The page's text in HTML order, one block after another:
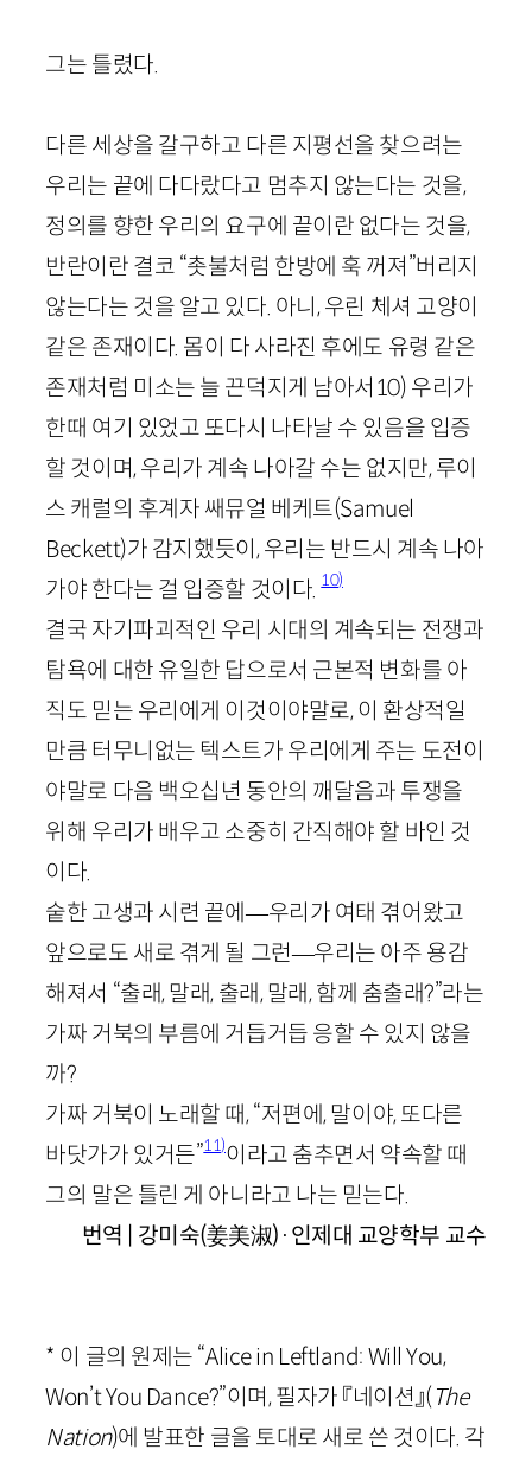
그는 틀렸다.
다른 세상을 갈구하고 다른 지평선을 찾으려는
우리는 끝에 다다랐다고 멈추지 않는다는 것을,
정의를 향한 우리의 요구에 끝이란 없다는 것을,
반란이란 결코 “촛불처럼 한방에 훅 꺼져”버리지
않는다는 것을 알고 있다. 아니, 우린 체셔 고양이
같은 존재이다. 몸이 다 사라진 후에도 유령 같은
존재처럼 미소는 늘 끈덕지게 남아서 10) 우리가
한때 여기 있었고 또다시 나타날 수 있음을 입증
할 것이며, 우리가 계속 나아갈 수는 없지만, 루이
스 캐럴의 후계자 쌔뮤얼 베케트(Samuel
Beckett)가 감지했듯이, 우리는 반드시 계속 나아
가야 한다는 걸 입증할 것이다.10)
결국 자기파괴적인 우리 시대의 계속되는 전쟁과
탐욕에 대한 유일한 답으로서 근본적 변화를 아
직도 믿는 우리에게 이것이야말로, 이 환상적일
만큼 터무니없는 텍스트가 우리에게 주는 도전이
야말로 다음 백오십년 동안의 깨달음과 투쟁을
위해 우리가 배우고 소중히 간직해야 할 바인 것
이다.
숱한 고생과 시련 끝에—우리가 여태 겪어왔고
앞으로도 새로 겪게 될 그런—우리는 아주 용감
해져서 “출래, 말래, 출래, 말래, 함께 춤출래?”라는
가짜 거북의 부름에 거듭거듭 응할 수 있지 않을
까?
가짜 거북이 노래할 때, “저편에, 말이야, 또다른
바닷가가 있거든”11)이라고 춤추면서 약속할 때
그의 말은 틀린 게 아니라고 나는 믿는다.
번역
강미숙(姜美淑) · 인제대 교양학부 교수
* 이 글의 원제는 “Alice in Leftland: Will You,
Won’tYou Dance?”이며, 필자가 『네이션』( The
Nation)에 발표한 글을 토대로 새로 쓴 것이다. 각